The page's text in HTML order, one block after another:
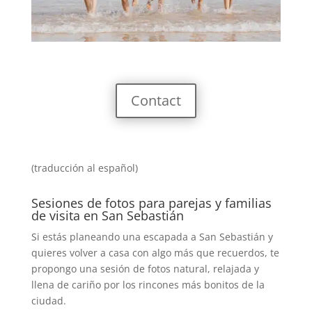
Contact
(traducción al español)
Sesiones de fotos para parejas y familias
de visita en San Sebastián
Si estás planeando una escapada a San Sebastián y
quieres volver a casa con algo más que recuerdos, te
propongo una sesión de fotos natural, relajada y
llena de cariño por los rincones más bonitos de la
ciudad.